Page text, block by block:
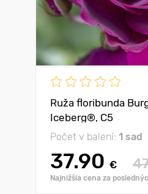
Ruža floribunda
Iceberg®, C5
Počet v balení: 1 sad
37.90 €
Najnižšia cena za